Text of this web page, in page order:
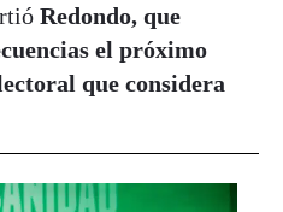
Redondo, que
el próximo
que considera